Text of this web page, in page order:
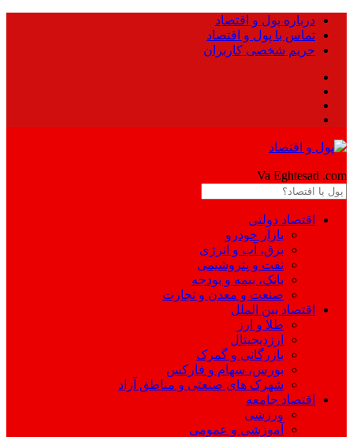
درباره پول و اقتصاد
تماس با پول و اقتصاد
حریم شخصی کاربران
Va Eghtesad .com
اقتصاد دولتی
بازار خودرو
برق، آب و انرژی
نفت و پتروشیمی
بانک، بیمه و بودجه
صنعت و معدن و تجارت
اقتصاد بین الملل
طلا و ارز
ارزدیجیتال
بازرگانی و گمرک
بورس، سهام و فارکس
شهرک های صنعتی و مناطق آزاد
اقتصاد جامعه
ورزشی
آموزشی و عمومی